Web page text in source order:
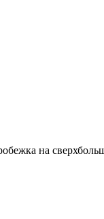
на